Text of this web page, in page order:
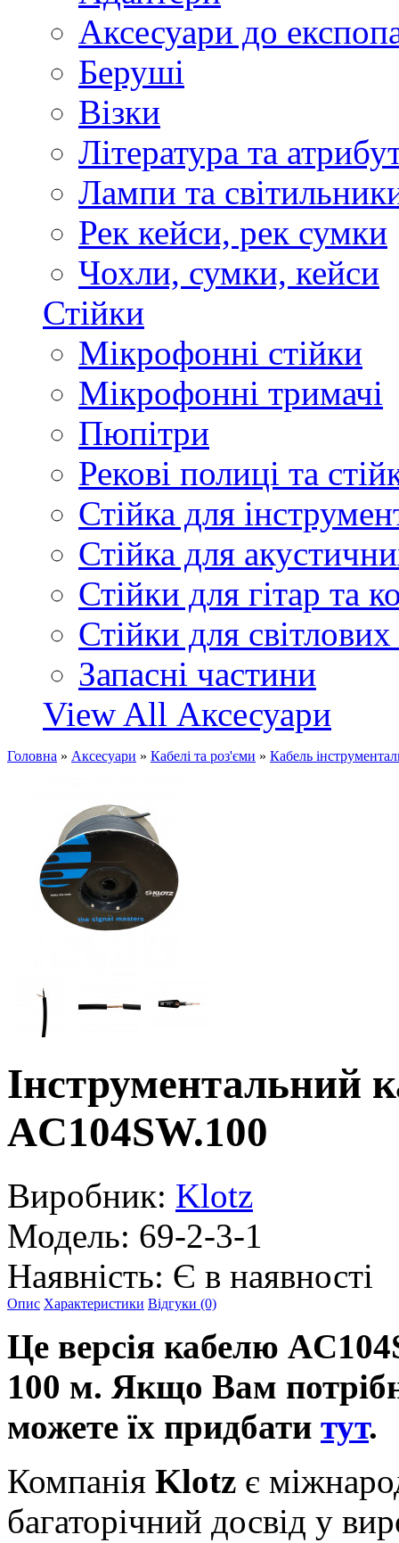
Аксесуари до
Беруші
Візки
Література та
Лампи та
Рек кейси, рек сумки
Чохли, сумки, кейси
Стійки
Мікрофонні стійки
Мікрофонні тримачі
Пюпітри
Рекові полиці та
Стійка для
Стійка для
Стійки для гітар та
Стійки для
Запасні частини
View All Аксесуари
Головна » Аксесуари » Кабелі та роз'єми » Кабель
Інструментальний
AC104SW.100
Виробник: Klotz
Модель: 69-2-3-1
Наявність: Є в наявності
Опис Характеристики Відгуки (0)
Це версія кабелю
100 м. Якщо Вам
можете їх придбати тут.
Компанія Klotz є
багаторічний досвід у